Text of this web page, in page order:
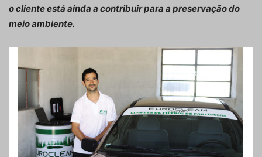
o cliente está ainda a contribuir para a preservação do
meio ambiente.